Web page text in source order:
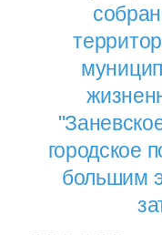
городское
большим